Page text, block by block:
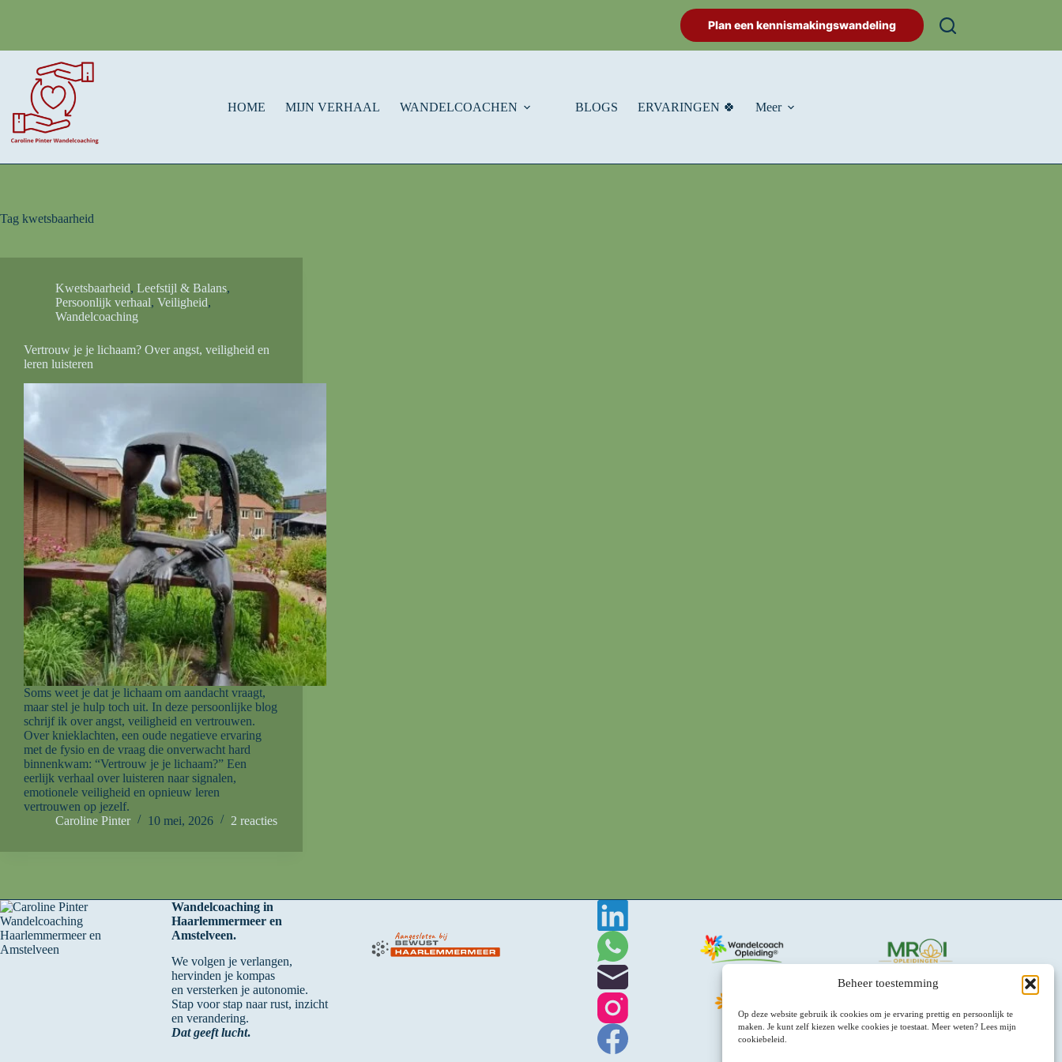
Beheer toestemming
Op deze website gebruik ik cookies om je ervaring prettig en persoonlijk te
maken. Je kunt zelf kiezen welke cookies je toestaat. Meer weten? Lees mijn
cookiebeleid.
Plan een kennismakingswandeling
HOME MIJN VERHAAL WANDELCOACHEN BLOGS ERVARINGEN 🍀 Meer
Tag kwetsbaarheid
Kwetsbaarheid, Leefstijl & Balans,
Persoonlijk verhaal, Veiligheid,
Wandelcoaching
Vertrouw je je lichaam? Over angst, veiligheid en
leren luisteren
Soms weet je dat je lichaam om aandacht vraagt,
maar stel je hulp toch uit. In deze persoonlijke blog
schrijf ik over angst, veiligheid en vertrouwen.
Over knieklachten, een oude negatieve ervaring
met de fysio en de vraag die onverwacht hard
binnenkwam: “Vertrouw je je lichaam?” Een
eerlijk verhaal over luisteren naar signalen,
emotionele veiligheid en opnieuw leren
vertrouwen op jezelf.
Caroline Pinter
10 mei, 2026 2 reacties
Wandelcoaching in
Haarlemmermeer en
Amstelveen.
We volgen je verlangen,
hervinden je kompas
en versterken je autonomie.
Stap voor stap naar rust, inzicht
en verandering.
Dat geeft lucht.